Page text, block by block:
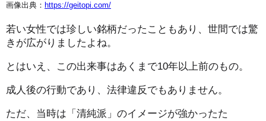
画像出典： https://geitopi.com/
若い女性では珍しい銘柄だったこともあり、世間では驚
きが広がりましたよね。
とはいえ、この出来事はあくまで10年以上前のもの。
成人後の行動であり、法律違反でもありません。
ただ、当時は「清純派」のイメージが強かったた